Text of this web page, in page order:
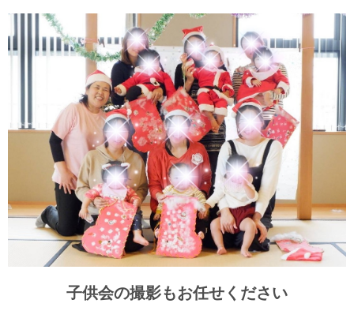
子供会の撮影もお任せください